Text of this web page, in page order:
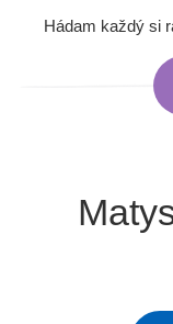
Hádam každý si